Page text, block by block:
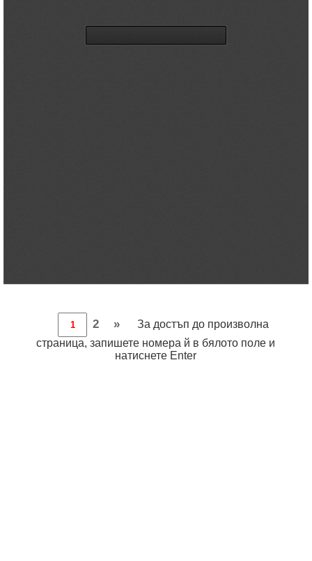
2 »
За достъп до произволна
страница, запишете номера й в бялото поле и
натиснете Enter